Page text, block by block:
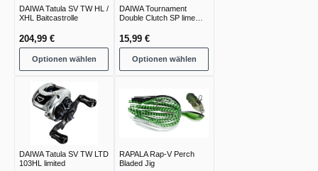
DAIWA Tatula SV TW HL /
XHL Baitcastrolle
204,99 €
Optionen wählen
DAIWA Tournament
Double Clutch SP lime
15,99 €
Optionen wählen
DAIWA Tatula SV TW LTD
103HL limited
RAPALA Rap-V Perch
Bladed Jig